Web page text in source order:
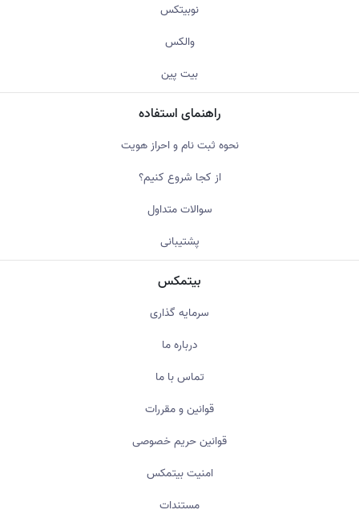
نوبیتکس
والکس
بیت پین
راهنمای استفاده
نحوه ثبت نام و احراز هویت
از کجا شروع کنیم؟
سوالات متداول
پشتیبانی
بیتمکس
سرمایه گذاری
درباره ما
تماس با ما
قوانین و مقررات
قوانین حریم خصوصی
امنیت بیتمکس
مستندات